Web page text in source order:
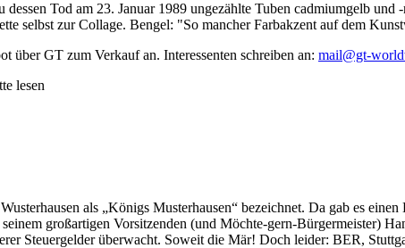
Tod am 23. Januar 1989 ungezählte Tuben cadmiumgelb
selbst zur Collage. Bengel: "So mancher Farbakzent auf dem
über GT zum Verkauf an. Interessenten schreiben an: mail@gt-
lesen
als „Königs Musterhausen“ bezeichnet. Da gab es
großartigen Vorsitzenden (und Möchte-gern-Bürgermeister)
Steuergelder überwacht. Soweit die Mär! Doch leider: BER,